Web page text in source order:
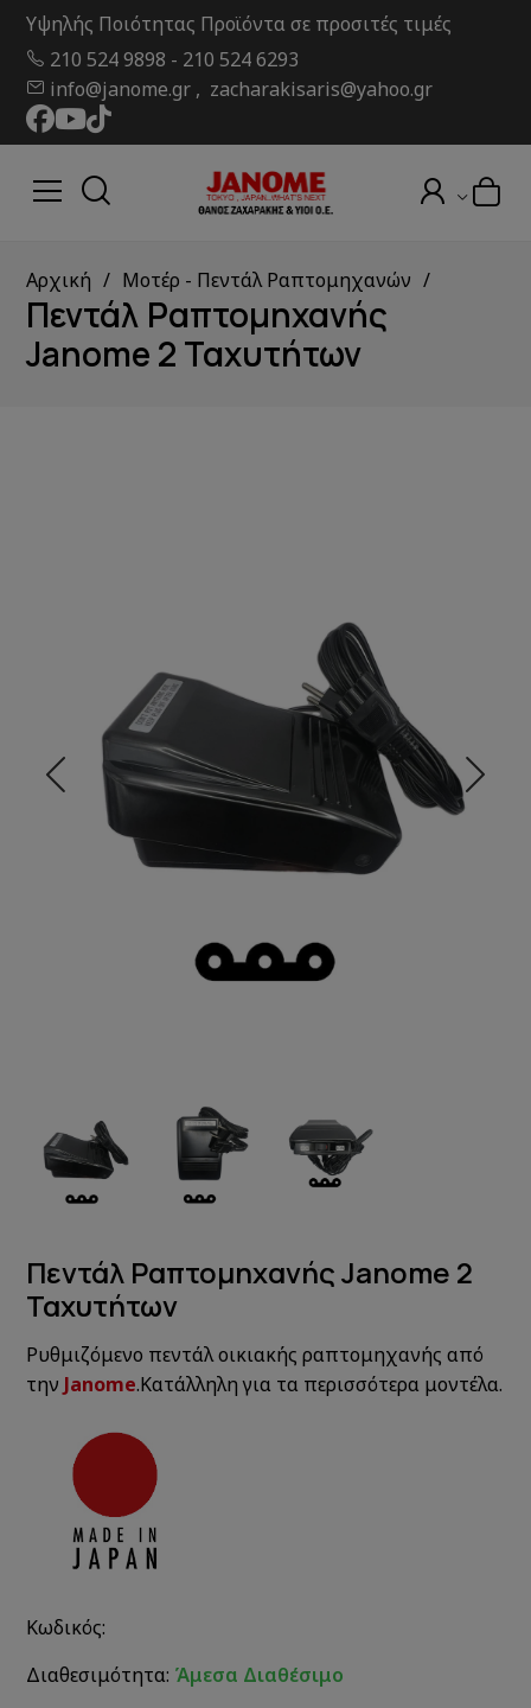
Υψηλής Ποιότητας Προϊόντα σε προσιτές τιμές
210 524 9898 - 210 524 6293
info@janome.gr , zacharakisaris@yahoo.gr
Αρχική Μοτέρ - Πεντάλ Ραπτομηχανών
Πεντάλ Ραπτομηχανής
Janome 2 Ταχυτήτων
Πεντάλ Ραπτομηχανής Janome 2
Ταχυτήτων
Ρυθμιζόμενο πεντάλ οικιακής ραπτομηχανής από
την Janome.Κατάλληλη για τα περισσότερα μοντέλα.
Κωδικός:
Διαθεσιμότητα: Άμεσα Διαθέσιμο